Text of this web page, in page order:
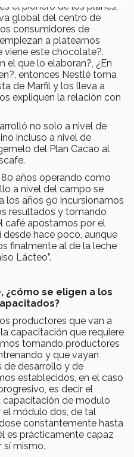
el pionero de los planes,
global del centro de
consumidores de
a platearnos
viene este chocolate?.
el que lo elaboran?, ¿En
entonces Nestlé toma
de Marfil y los lleva a
expliquen la relación con
no solo a nivel de
incluso a nivel de
del Plan Cacao al
años operando como
a nivel del campo se
los años 90 incursionamos
resultados y tomando
café apostamos por el
desde hace poco, aunque
finalmente al de la leche
Lácteo”.
¿cómo se eligen a los
productores que van a
capacitación que requiere
tomando productores
y que vayan
de desarrollo y de
establecidos, en el caso
es decir el
de modulo
el módulo dos, de tal
constantemente hasta
es prácticamente capaz
sí mismo.